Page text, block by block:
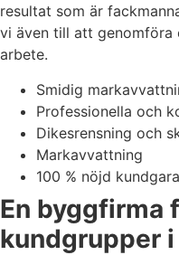
resultat som är
vi även till att genomföra
arbete.
Smidig
Professionella och
Dikesrensning och
Markavvattning
100 % nöjd
En byggfirma
kundgrupper